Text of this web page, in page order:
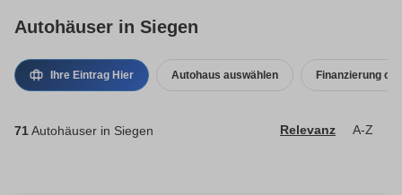
Autohäuser in Siegen
Ihre Eintrag Hier Autohaus auswählen Finanzierung
71Autohäuser in Siegen Relevanz A-Z